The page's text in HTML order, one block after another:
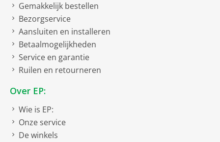
Gemakkelijk bestellen
Bezorgservice
Aansluiten en installeren
Betaalmogelijkheden
Service en garantie
Ruilen en retourneren
Over EP:
Wie is EP:
Onze service
De winkels